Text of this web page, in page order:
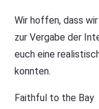
Wir hoffen, dass
zur Vergabe der
euch eine
konnten.
Faithful to the Bay